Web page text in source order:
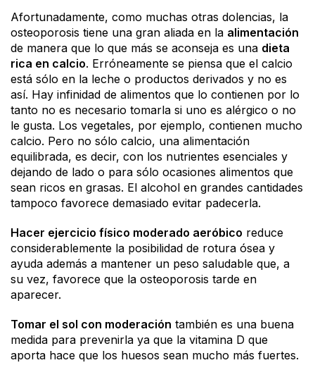
Afortunadamente, como muchas otras dolencias, la
osteoporosis tiene una gran aliada en la alimentación
de manera que lo que más se aconseja es una dieta
rica en calcio. Erróneamente se piensa que el calcio
está sólo en la leche o productos derivados y no es
así. Hay infinidad de alimentos que lo contienen por lo
tanto no es necesario tomarla si uno es alérgico o no
le gusta. Los vegetales, por ejemplo, contienen mucho
calcio. Pero no sólo calcio, una alimentación
equilibrada, es decir, con los nutrientes esenciales y
dejando de lado o para sólo ocasiones alimentos que
sean ricos en grasas. El alcohol en grandes cantidades
tampoco favorece demasiado evitar padecerla.
Hacer ejercicio físico moderado aeróbico reduce
considerablemente la posibilidad de rotura ósea y
ayuda además a mantener un peso saludable que, a
su vez, favorece que la osteoporosis tarde en
aparecer.
Tomar el sol con moderación también es una buena
medida para prevenirla ya que la vitamina D que
aporta hace que los huesos sean mucho más fuertes.